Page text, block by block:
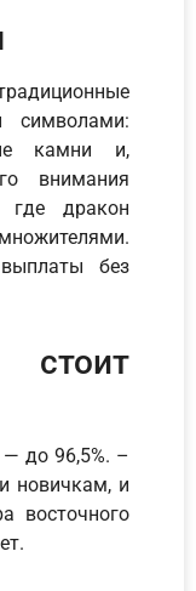
символами:
камни и,
внимания
где дракон
без
до 96,5%. –
новичкам, и
восточного